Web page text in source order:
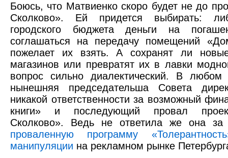
Боюсь, что Матвиенко скоро будет не до
Сколково». Ей придется выбирать:
городского бюджета деньги на
соглашаться на передачу помещений
пожелает их взять. А сохранят ли
магазинов или превратят их в лавки
вопрос сильно диалектический. В
нынешняя председательша Совета
никакой ответственности за возможный
книги» и последующий провал
Сколково». Ведь не ответила же она за
проваленную программу
манипуляции на рекламном рынке